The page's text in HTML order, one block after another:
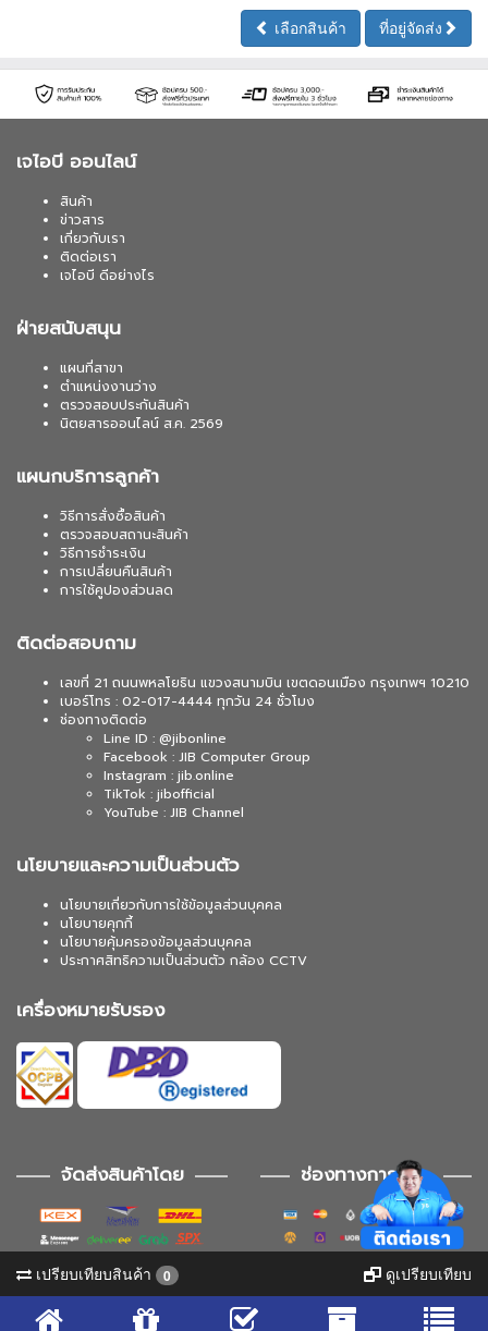
เลือกสินค้า ที่อยู่จัดส่ง
เจไอบี ออนไลน์
สินค้า
ข่าวสาร
เกี่ยวกับเรา
ติดต่อเรา
เจไอบี ดีอย่างไร
ฝ่ายสนับสนุน
แผนที่สาขา
ตำแหน่งงานว่าง
ตรวจสอบประกันสินค้า
นิตยสารออนไลน์ ส.ค. 2569
แผนกบริการลูกค้า
วิธีการสั่งซื้อสินค้า
ตรวจสอบสถานะสินค้า
วิธีการชำระเงิน
การเปลี่ยนคืนสินค้า
การใช้คูปองส่วนลด
ติดต่อสอบถาม
เลขที่ 21 ถนนพหลโยธิน แขวงสนามบิน เขตดอนเมือง กรุงเทพฯ 10210
เบอร์โทร : 02-017-4444 ทุกวัน 24 ชั่วโมง
ช่องทางติดต่อ
Line ID : @jibonline
Facebook : JIB Computer Group
Instagram : jib.online
TikTok : jibofficial
YouTube : JIB Channel
นโยบายและความเป็นส่วนตัว
นโยบายเกี่ยวกับการใช้ข้อมูลส่วนบุคคล
นโยบายคุกกี้
นโยบายคุ้มครองข้อมูลส่วนบุคคล
ประกาศสิทธิความเป็นส่วนตัว กล้อง CCTV
เครื่องหมายรับรอง
จัดส่งสินค้าโดย ช่องทางการชำระ
ช่องทางการติดตาม
เปรียบเทียบสินค้า 0 ดูเปรียบเทียบ